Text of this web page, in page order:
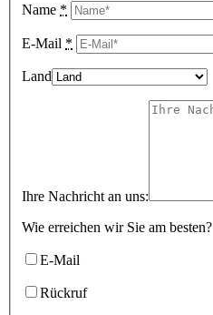
Name *
E-Mail *
Land
Ihre Nachricht an uns:
Wie erreichen wir Sie am besten?
E-Mail
Rückruf